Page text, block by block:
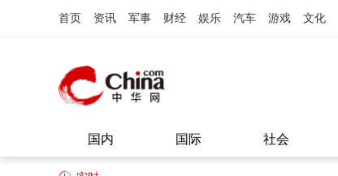
首页 资讯 军事 财经 娱乐 汽车 游戏 文化
国内 国际 社会